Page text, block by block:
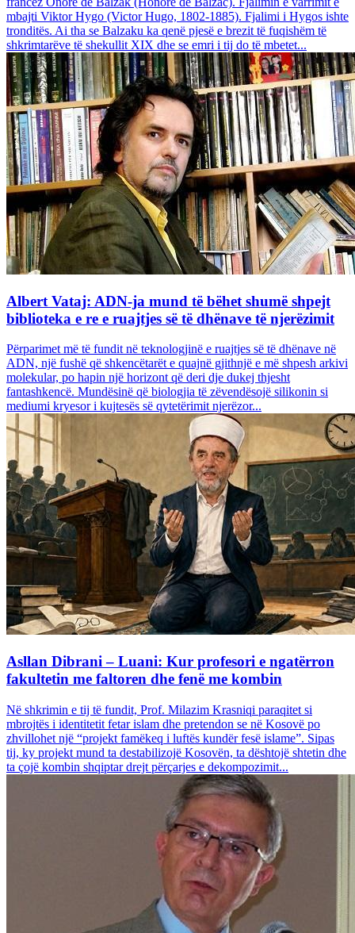
mbajti Viktor Hygo (Victor Hugo, 1802-1885). Fjalimi i Hygos ishte
tronditës. Ai tha se Balzaku ka qenë pjesë e brezit të fuqishëm të
shkrimtarëve të shekullit XIX dhe se emri i tij do të mbetet...
Albert Vataj: ADN-ja mund të bëhet shumë shpejt
biblioteka e re e ruajtjes së të dhënave të njerëzimit
Përparimet më të fundit në teknologjinë e ruajtjes së të dhënave në
ADN, një fushë që shkencëtarët e quajnë gjithnjë e më shpesh arkivi
molekular, po hapin një horizont që deri dje dukej thjesht
fantashkencë. Mundësinë që biologjia të zëvendësojë silikonin si
mediumi kryesor i kujtesës së qytetërimit njerëzor...
Asllan Dibrani – Luani: Kur profesori e ngatërron
fakultetin me faltoren dhe fenë me kombin
Në shkrimin e tij të fundit, Prof. Milazim Krasniqi paraqitet si
mbrojtës i identitetit fetar islam dhe pretendon se në Kosovë po
zhvillohet një “projekt famëkeq i luftës kundër fesë islame”. Sipas
tij, ky projekt mund ta destabilizojë Kosovën, ta dështojë shtetin dhe
ta çojë kombin shqiptar drejt përçarjes e dekompozimit...